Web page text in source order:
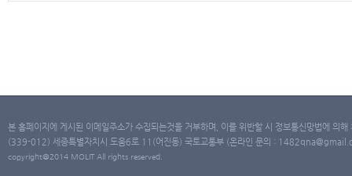
본 홈페이지에 게시된 이메일주소가 수집되는것을 거부하며, 이를 위반할 시 정보통신망법에 의
(339-012) 세종특별자치시 도움6로 11(어진동) 국토교통부 (온라인 문의 :
copyright@2014 MOLIT All rights reserved.